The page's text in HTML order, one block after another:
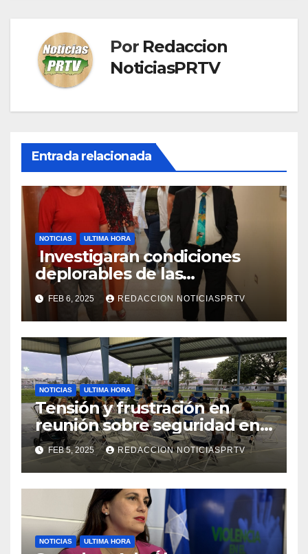
Por Redaccion
NoticiasPRTV
Entrada relacionada
NOTICIAS ULTIMA HORA
Investigaran condiciones
deplorables de las
facilidades el Departamento
de la Salud en Mayagüez
FEB 6, 2025 REDACCION NOTICIASPRTV
NOTICIAS ULTIMA HORA
Tensión y frustración en
reunión sobre seguridad en
Reparto Metropolitano
FEB 5, 2025 REDACCION NOTICIASPRTV
NOTICIAS ULTIMA HORA